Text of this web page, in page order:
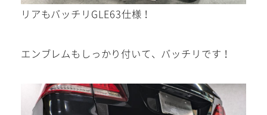
リアもバッチリGLE63仕様！
エンブレムもしっかり付いて、バッチリです！